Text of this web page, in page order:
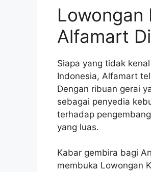
Lowongan
Alfamart
Siapa yang tidak
Indonesia, Alfamart
Dengan ribuan gerai
sebagai penyedia
terhadap
yang luas.
Kabar gembira bagi
membuka Lowongan